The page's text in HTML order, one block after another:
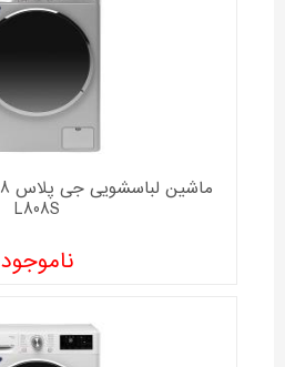
L808S
ناموجود